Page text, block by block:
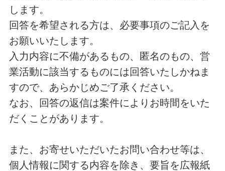
します。
回答を希望される方は、必要事項のご記入を
お願いいたします。
入力内容に不備があるもの、匿名のもの、営
業活動に該当するものには回答いたしかねま
すので、あらかじめご了承ください。
なお、回答の返信は案件によりお時間をいた
だくことがあります。
また、お寄せいただいたお問い合わせ等は、
個人情報に関する内容を除き、要旨を広報紙